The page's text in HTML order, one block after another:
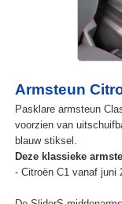
Armsteun
Pasklare armsteun
voorzien van
blauw stiksel.
Deze klassieke
- Citroën C1 vanaf juni